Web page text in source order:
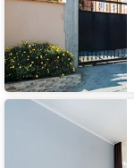
Гостиница